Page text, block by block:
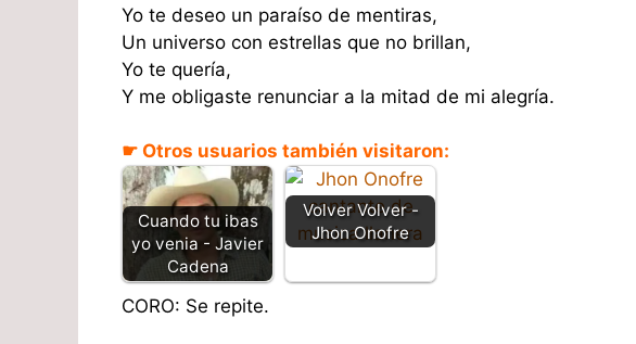
Yo te deseo un paraíso de mentiras,
Un universo con estrellas que no brillan,
Yo te quería,
Y me obligaste renunciar a la mitad de mi alegría.
☛ Otros usuarios también visitaron:
Cuando tu ibas
yo venia - Javier
Cadena
Volver Volver -
Jhon Onofre
CORO: Se repite.